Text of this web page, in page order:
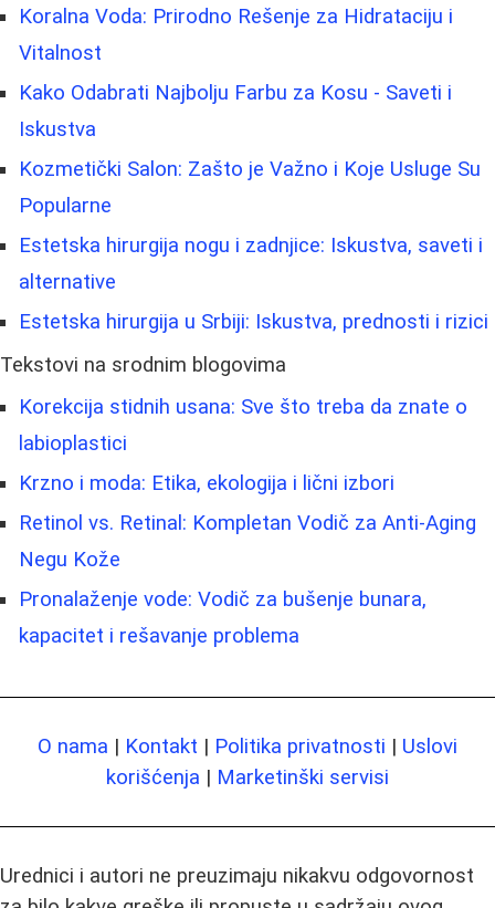
Koralna Voda: Prirodno Rešenje za Hidrataciju i
Vitalnost
Kako Odabrati Najbolju Farbu za Kosu - Saveti i
Iskustva
Kozmetički Salon: Zašto je Važno i Koje Usluge Su
Popularne
Estetska hirurgija nogu i zadnjice: Iskustva, saveti i
alternative
Estetska hirurgija u Srbiji: Iskustva, prednosti i rizici
Tekstovi na srodnim blogovima
Korekcija stidnih usana: Sve što treba da znate o
labioplastici
Krzno i moda: Etika, ekologija i lični izbori
Retinol vs. Retinal: Kompletan Vodič za Anti-Aging
Negu Kože
Pronalaženje vode: Vodič za bušenje bunara,
kapacitet i rešavanje problema
O nama | Kontakt | Politika privatnosti | Uslovi
korišćenja | Marketinški servisi
Urednici i autori ne preuzimaju nikakvu odgovornost